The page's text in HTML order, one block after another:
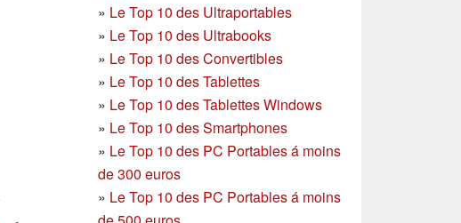
» Le Top 10 des Ultraportables
» Le Top 10 des Ultrabooks
» Le Top 10 des Convertibles
» Le Top 10 des Tablettes
» Le Top 10 des Tablettes Windows
» Le Top 10 des Smartphones
» Le Top 10 des PC Portables á moins
de 300 euros
» Le Top 10 des PC Portables á moins